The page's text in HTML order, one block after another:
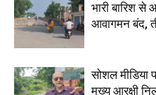
भारी बारिश से
आवागमन बंद,
सोशल मीडिया
मुख्य आरक्षी